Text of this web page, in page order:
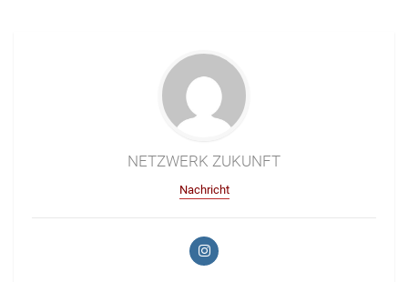
NETZWERK ZUKUNFT
Nachricht